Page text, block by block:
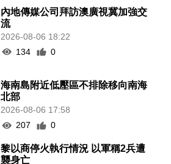
內地傳媒公司拜訪澳廣視冀加強交
流
2026-08-06 18:22
134
0
海南島附近低壓區不排除移向南海
北部
2026-08-06 17:58
207
0
黎以商停火執行情況 以軍稱2兵遭
襲身亡